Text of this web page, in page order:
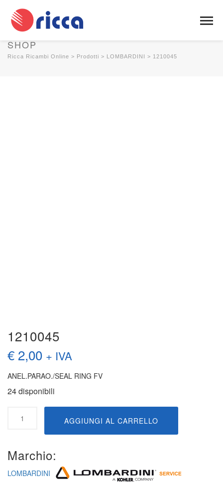
SHOP
Ricca Ricambi Online > Prodotti > LOMBARDINI > 1210045
1210045
€ 2,00 + IVA
ANEL.PARAO./SEAL RING FV
24 disponibili
quantità
AGGIUNGI AL CARRELLO
Marchio:
LOMBARDINI